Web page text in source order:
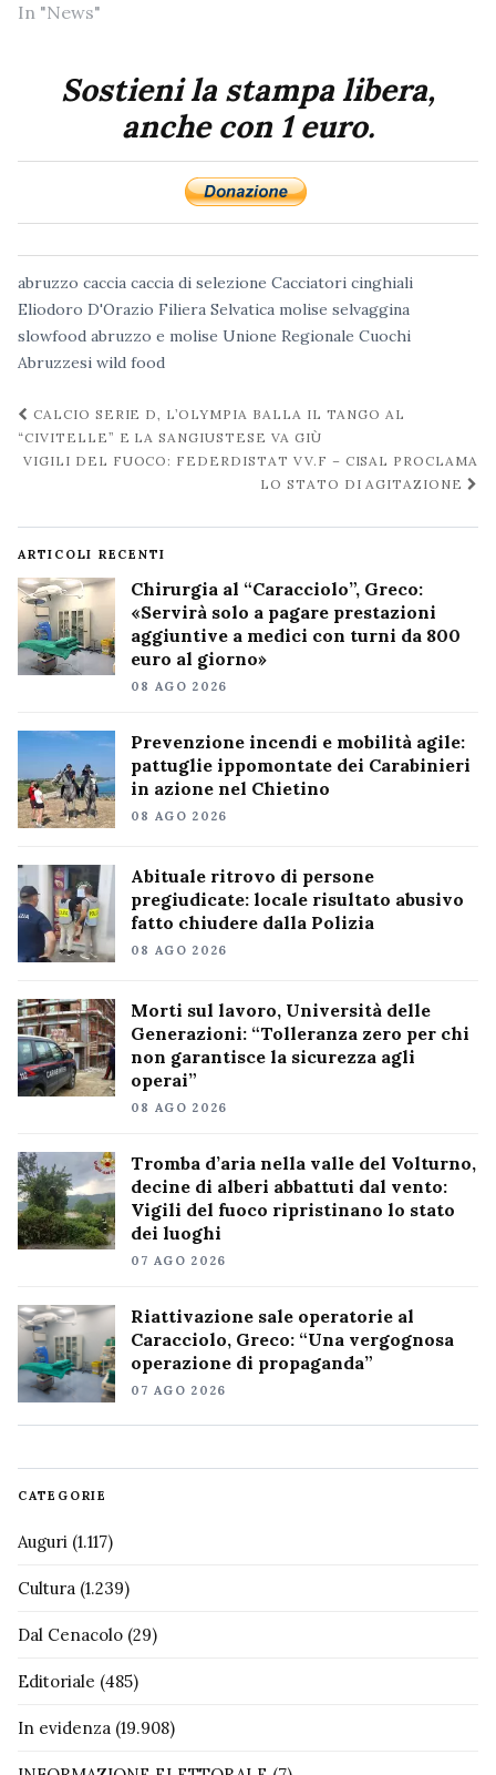
In "News"
Sostieni la stampa libera,
anche con 1 euro.
abruzzo caccia caccia di selezione Cacciatori cinghiali
Eliodoro D'Orazio Filiera Selvatica molise selvaggina
slowfood abruzzo e molise Unione Regionale Cuochi
Abruzzesi wild food
Navigazione
post
CALCIO SERIE D, L’OLYMPIA BALLA IL TANGO AL
“CIVITELLE” E LA SANGIUSTESE VA GIÙ
VIGILI DEL FUOCO: FEDERDISTAT VV.F – CISAL PROCLAMA
LO STATO DI AGITAZIONE
ARTICOLI RECENTI
Chirurgia al “Caracciolo”, Greco:
«Servirà solo a pagare prestazioni
aggiuntive a medici con turni da 800
euro al giorno»
08 AGO 2026
Prevenzione incendi e mobilità agile:
pattuglie ippomontate dei Carabinieri
in azione nel Chietino
08 AGO 2026
Abituale ritrovo di persone
pregiudicate: locale risultato abusivo
fatto chiudere dalla Polizia
08 AGO 2026
Morti sul lavoro, Università delle
Generazioni: “Tolleranza zero per chi
non garantisce la sicurezza agli
operai”
08 AGO 2026
Tromba d’aria nella valle del Volturno,
decine di alberi abbattuti dal vento:
Vigili del fuoco ripristinano lo stato
dei luoghi
07 AGO 2026
Riattivazione sale operatorie al
Caracciolo, Greco: “Una vergognosa
operazione di propaganda”
07 AGO 2026
CATEGORIE
Auguri (1.117)
Cultura (1.239)
Dal Cenacolo (29)
Editoriale (485)
In evidenza (19.908)